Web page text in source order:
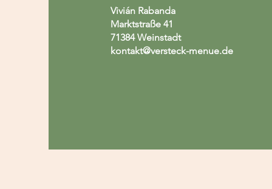
Vivián Rabanda
Marktstraße 41
71384 Weinstadt
kontakt@versteck-menue.de